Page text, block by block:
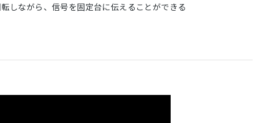
しながら、信号を固定台に伝えることができる